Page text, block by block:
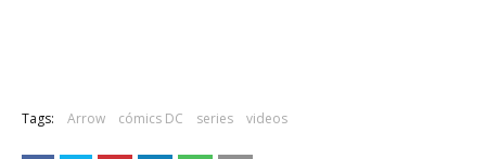
Tags: Arrow cómics DC series videos